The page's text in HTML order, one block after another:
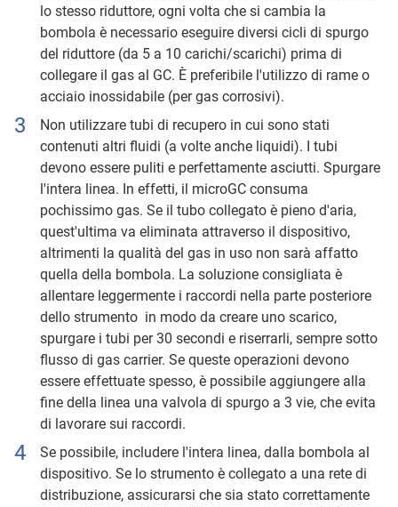
lo stesso riduttore, ogni volta che si cambia la
bombola è necessario eseguire diversi cicli di spurgo
del riduttore (da 5 a 10 carichi/scarichi) prima di
collegare il gas al GC. È preferibile l'utilizzo di rame o
acciaio inossidabile (per gas corrosivi).
Non utilizzare tubi di recupero in cui sono stati
contenuti altri fluidi (a volte anche liquidi). I tubi
devono essere puliti e perfettamente asciutti. Spurgare
l'intera linea. In effetti, il microGC consuma
pochissimo gas. Se il tubo collegato è pieno d'aria,
quest'ultima va eliminata attraverso il dispositivo,
altrimenti la qualità del gas in uso non sarà affatto
quella della bombola. La soluzione consigliata è
allentare leggermente i raccordi nella parte posteriore
dello strumento in modo da creare uno scarico,
spurgare i tubi per 30 secondi e riserrarli, sempre sotto
flusso di gas carrier. Se queste operazioni devono
essere effettuate spesso, è possibile aggiungere alla
fine della linea una valvola di spurgo a 3 vie, che evita
di lavorare sui raccordi.
Se possibile, includere l'intera linea, dalla bombola al
dispositivo. Se lo strumento è collegato a una rete di
distribuzione, assicurarsi che sia stato correttamente